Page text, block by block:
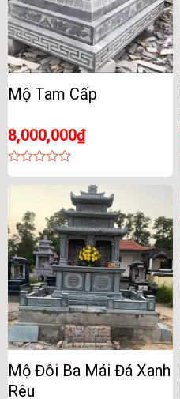
Mộ Tam Cấp
8,000,000₫
0
Mộ Đôi Ba Mái Đá Xanh
Rêu